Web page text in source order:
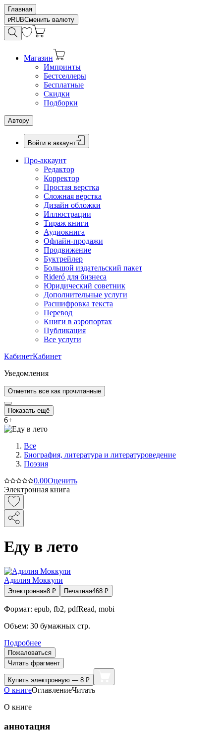
Главная
RUBСменить валюту
Магазин
Импринты
Бестселлеры
Бесплатные
Скидки
Подборки
Автору
Войти в аккаунт
Про-аккаунт
Редактор
Корректор
Простая верстка
Сложная верстка
Дизайн обложки
Иллюстрации
Тираж книги
Аудиокнига
Офлайн-продажи
Продвижение
Буктрейлер
Большой издательский пакет
Rideró для бизнеса
Юридический советник
Дополнительные услуги
Расшифровка текста
Перевод
Книги в аэропортах
Публикация
Все услуги
КабинетКабинет
Уведомления
Отметить все как прочитанные
Показать ещё
6+
Все
Биография, литература и литературоведение
Поэзия
0.00Оценить
Электронная книга
Еду в лето
Адилия Моккули
Электронная8 ₽ Печатная468 ₽
Формат: epub, fb2, pdfRead, mobi
Объем: 30 бумажных стр.
Подробнее
Пожаловаться
Читать фрагмент
Купить электронную — 8 ₽
О книгеОглавлениеЧитать
О книге
аннотация